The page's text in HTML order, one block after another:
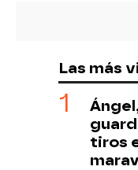
Las más
tiros